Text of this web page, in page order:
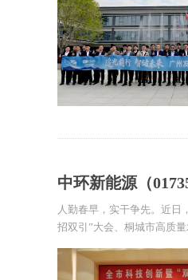
中环新能源（
人勤春早，实干争先。近日
招双引”大会、桐城市高质